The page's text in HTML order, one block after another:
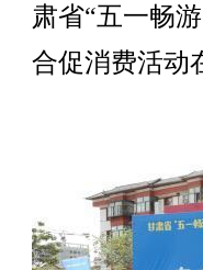
肃省“五一畅
合促消费活动